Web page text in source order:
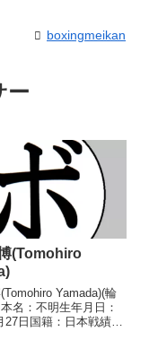
boxingmeikan
ー
(Tomohiro
Yamada)(輪
名：不明生年月日：
27日国籍：日本戦績：